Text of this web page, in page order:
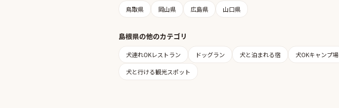
鳥取県 岡山県 広島県 山口県
島根県の他のカテゴリ
犬連れOKレストラン ドッグラン 犬と泊まれる宿 犬OKキャンプ場
犬と行ける観光スポット